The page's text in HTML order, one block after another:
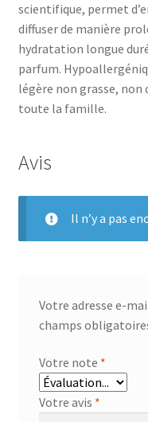
scientifique, permet
diffuser de manière
hydratation longue
parfum.
légère non grasse,
toute la famille.
Avis
Il n’y a pas
Votre adresse e-
champs
Votre note *
Votre avis *